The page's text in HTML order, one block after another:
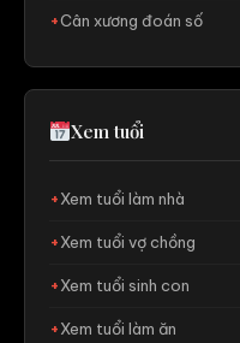
Cân xương đoán số
Xem tuổi
Xem tuổi làm nhà
Xem tuổi vợ chồng
Xem tuổi sinh con
Xem tuổi làm ăn